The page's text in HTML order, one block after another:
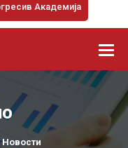
Академија
Новости